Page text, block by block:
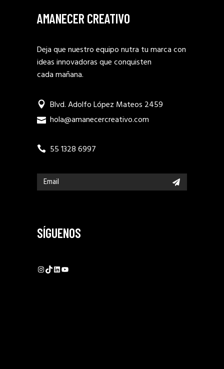
AMANECER CREATIVO
Deja que nuestro equipo nutra tu marca con
ideas innovadoras que conquisten
cada mañana.
Blvd. Adolfo López Mateos 2459
hola@amanecercreativo.com
55 1328 6997
SÍGUENOS